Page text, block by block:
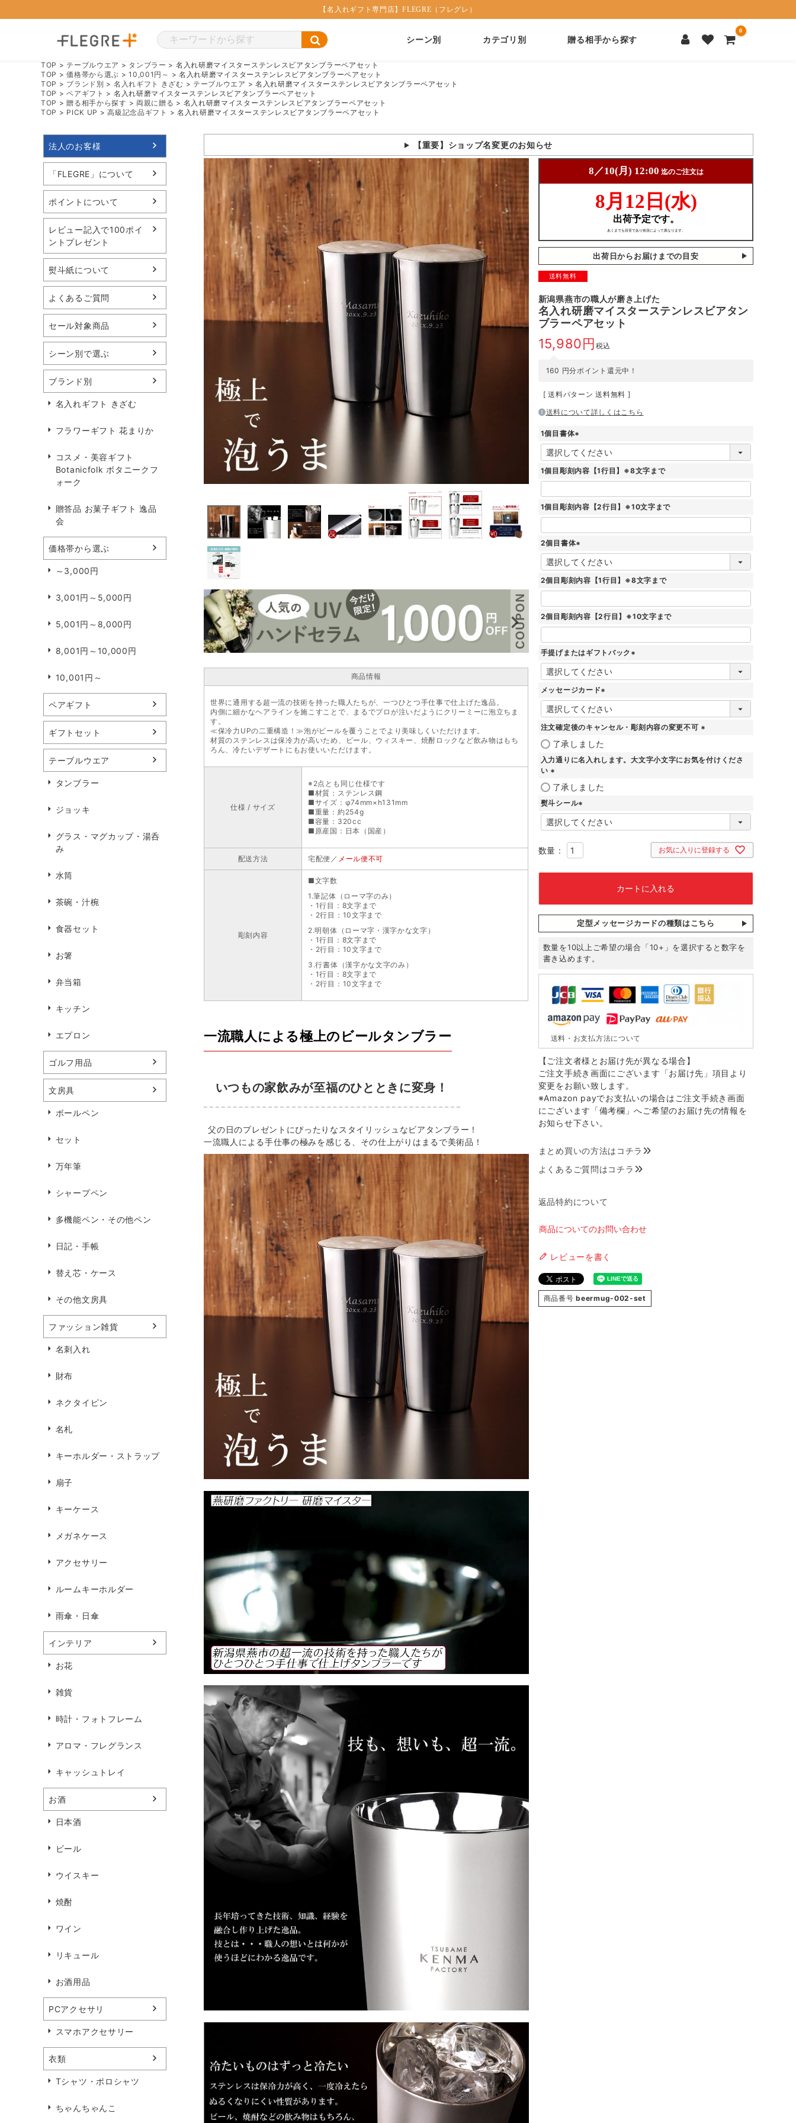
【名入れギフト専門店】FLEGRE（フレグレ）
シーン別 カテゴリ別 贈る相手から探す
0
TOP テーブルウエア タンブラー
名入れ研磨マイスターステンレスビアタンブラーペアセット
TOP
価格帯から選ぶ 10,001円～
名入れ研磨マイスターステンレスビアタンブラーペアセット
TOP
ブランド別 名入れギフト きざむ テーブルウエア
名入れ研磨マイスターステンレスビアタンブラーペアセット
TOP
ペアギフト
名入れ研磨マイスターステンレスビアタンブラーペアセット
TOP
贈る相手から探す 両親に贈る
名入れ研磨マイスターステンレスビアタンブラーペアセット
TOP
PICK UP 高級記念品ギフト 名入れ研磨マイスターステンレスビアタンブラーペアセット
法人のお客様
「FLEGRE」について
ポイントについて
レビュー記入で100ポイ
ントプレゼント
熨斗紙について
よくあるご質問
セール対象商品
シーン別で選ぶ
ブランド別
名入れギフト きざむ
フラワーギフト 花まりか
コスメ・美容ギフト
Botanicfolk ボタニークフ
ォーク
贈答品 お菓子ギフト 逸品
会
価格帯から選ぶ
～3,000円
3,001円～5,000円
5,001円～8,000円
8,001円～10,000円
10,001円～
ペアギフト
ギフトセット
テーブルウエア
タンブラー
ジョッキ
グラス・マグカップ・湯呑
み
水筒
茶碗・汁椀
食器セット
お箸
弁当箱
キッチン
エプロン
ゴルフ用品
文房具
ボールペン
セット
万年筆
シャープペン
多機能ペン・その他ペン
日記・手帳
替え芯・ケース
その他文房具
ファッション雑貨
名刺入れ
財布
ネクタイピン
名札
キーホルダー・ストラップ
扇子
キーケース
メガネケース
アクセサリー
ルームキーホルダー
雨傘・日傘
インテリア
お花
雑貨
時計・フォトフレーム
アロマ・フレグランス
キャッシュトレイ
お酒
日本酒
ビール
ウイスキー
焼酎
ワイン
リキュール
お酒用品
PCアクセサリ
スマホアクセサリー
衣類
Tシャツ・ポロシャツ
ちゃんちゃんこ
【重要】ショップ名変更のお知らせ
商品情報
世界に通用する超一流の技術を持った職人たちが、一つひとつ手仕事で仕上げた逸品。
内側に細かなヘアラインを施こすことで、まるでプロが注いだようにクリーミーに泡立ちま
す。
≪保冷力UPの二重構造！≫泡がビールを覆うことでより美味しくいただけます。
材質のステンレスは保冷力が高いため、ビール、ウィスキー、焼酎ロックなど飲み物はもち
ろん、冷たいデザートにもお使いいただけます。
仕様 / サイズ
※2点とも同じ仕様です
■材質：ステンレス鋼
■サイズ：φ74mm×h131mm
■重量：約254g
■容量：320cc
■原産国：日本（国産）
配送方法 宅配便／ メール便不可
彫刻内容
■文字数
1.筆記体（ローマ字のみ）
・1行目：8文字まで
・2行目：10文字まで
2.明朝体（ローマ字・漢字かな文字）
・1行目：8文字まで
・2行目：10文字まで
3.行書体（漢字かな文字のみ）
・1行目：8文字まで
・2行目：10文字まで
一流職人による極上のビールタンブラー
いつもの家飲みが至福のひとときに変身！
父の日のプレゼントにぴったりなスタイリッシュなビアタンブラー！
一流職人による手仕事の極みを感じる、その仕上がりはまるで美術品！
出荷日からお届けまでの目安
送料無料
新潟県燕市の職人が磨き上げた
名入れ研磨マイスターステンレスビアタン
ブラーペアセット
15,980 税込
160 円分ポイント還元中！
送料パターン 送料無料
送料について詳しくはこちら
1個目書体
(
必
須
1個目彫刻内容【1行目】※8文字まで
1個目彫刻内容【2行目】※10文字まで
2個目書体
(
必
須
2個目彫刻内容【1行目】※8文字まで
2個目彫刻内容【2行目】※10文字まで
手提げまたはギフトバック
(
メッセージカード
(
必
須
注文確定後のキャンセル・彫刻内容の変更不可
須
了承しました
入力通りに名入れします。大文字小文字にお気を付けくださ
い
(
必
須
)
了承しました
熨斗シール
(
必
お気に入りに登録する
カートに入れる
定型メッセージカードの種類はこちら
数量を10以上ご希望の場合「10+」を選択すると数字を
書き込めます。
送料・お支払方法について
【ご注文者様とお届け先が異なる場合】
ご注文手続き画面にございます「お届け先」項目より
変更をお願い致します。
※Amazon payでお支払いの場合はご注文手続き画面
にございます「備考欄」へご希望のお届け先の情報を
お知らせ下さい。
まとめ買いの方法はコチラ
よくあるご質問はコチラ
返品特約について
商品についてのお問い合わせ
レビューを書く
商品番号 beermug-002-set